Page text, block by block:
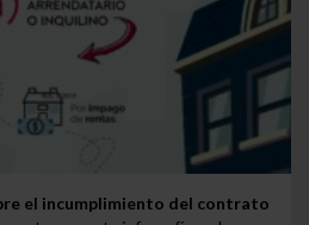
el incumplimiento del contrato